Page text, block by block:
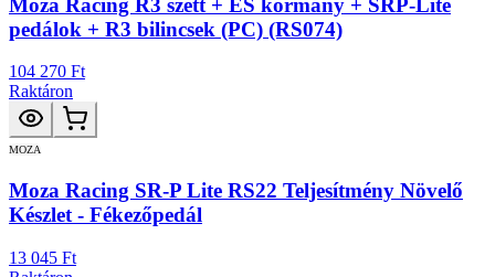
pedálok + R3 bilincsek (PC) (RS074)
104 270 Ft
Raktáron
MOZA
Moza Racing SR-P Lite RS22 Teljesítmény Növelő
Készlet - Fékezőpedál
13 045 Ft